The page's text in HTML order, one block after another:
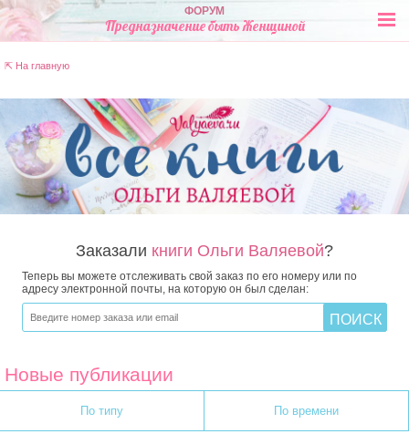
ФОРУМ
Предназначение быть Женщиной
⇱ На главную
Заказали книги Ольги Валяевой?
Теперь вы можете отслеживать свой заказ по его номеру или по
адресу электронной почты, на которую он был сделан:
Новые публикации
По типу По времени